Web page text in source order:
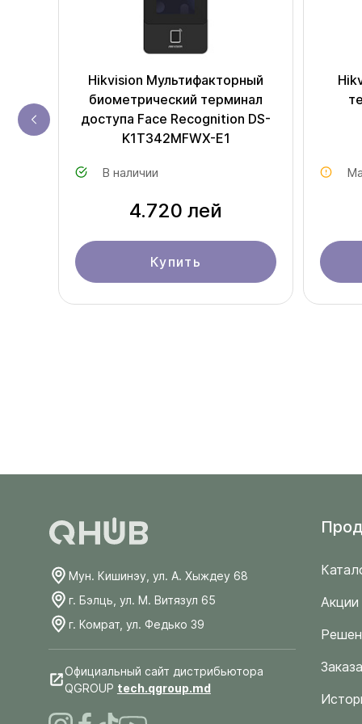
Hikvision Мультифакторный
биометрический терминал
доступа Face Recognition DS-
K1T342MFWX-E1
В наличии
4.720 лей
Купить
Мун. Кишинэу, ул. А. Хыждеу 68
г. Бэлць, ул. М. Витязул 65
г. Комрат, ул. Федько 39
Официальный сайт дистрибьютора
QGROUP tech.qgroup.md
Акции